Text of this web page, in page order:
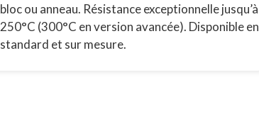
bloc ou anneau. Résistance exceptionnelle jusqu’à
250°C (300°C en version avancée). Disponible en
standard et sur mesure.